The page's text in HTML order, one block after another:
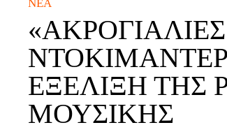
ΝΈΑ
ΕΞΈΛΙΞΗ ΤΗΣ
ΜΟΥΣΙΚΉΣ